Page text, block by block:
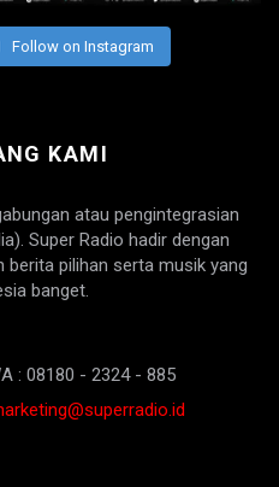
Follow on Instagram
KAMI
atau pengintegrasian
Super Radio hadir dengan
pilihan serta musik yang
banget.
: 08180 - 2324 - 885